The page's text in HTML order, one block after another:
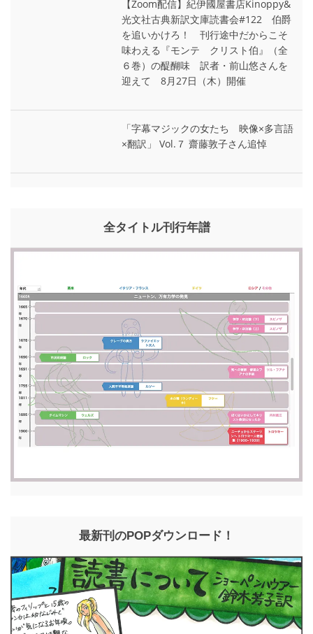
【Zoom配信】紀伊國屋書店Kinoppy&
光文社古典新訳文庫読書会#122 伯爵
を追いかけろ！ 刊行途中だからこそ
味わえる『モンテ゠クリスト伯』（全
６巻）の醍醐味 訳者・前山悠さんを
迎えて 8月27日（木）開催
「字幕マジックの女たち 映像×多言語
×翻訳」 Vol.７ 齋藤敦子さん追悼
全タイトル刊行年譜
最新刊のPOPダウンロード！